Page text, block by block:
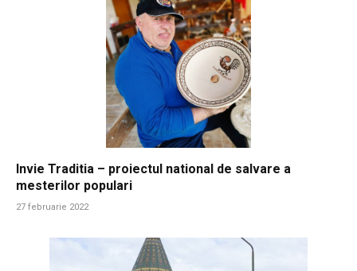
Invie Traditia – proiectul national de salvare a
mesterilor populari
27 februarie 2022